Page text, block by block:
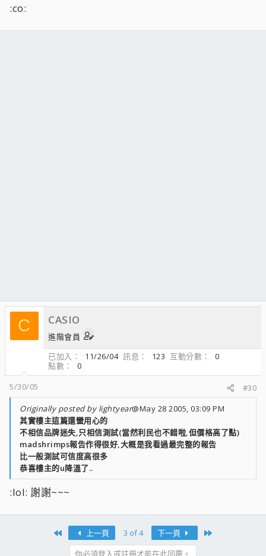
:co:
C CASIO
進階會員
已加入
11/26/04 訊息 123 互動分數
0
點數
0
5/30/05
#30
Originally posted by lightyear@May 28 2005, 03:09 PM
其實樓主這篇還蠻用心的
不相信品牌迷失,只相信測試(當然利民也不錯啦,但價格高了點)
madshrimps報告作得很好,大概是我看過最完整的報告
比一般測試可信度高很多
恭喜樓主的u降溫了..
:lol: 謝謝~~~
上一頁 3 of 4 下一頁
你必須登入或註冊才能在此回覆。